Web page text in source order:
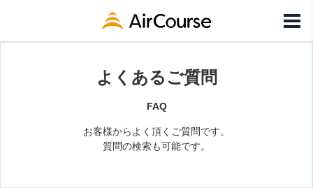
よくあるご質問
FAQ
お客様からよく頂くご質問です。
質問の検索も可能です。